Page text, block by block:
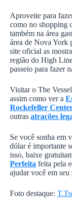
Aproveite para
como no shopping
também na área
área de Nova York
site oficial as
região do High
passeio para fazer
Visitar o The
assim como ver a
Rockefeller
outras atrações
Se você sonha em
dólar é importante
isso, baixe
Perfeita feita pela
ajudar você em seu
Foto destaque: